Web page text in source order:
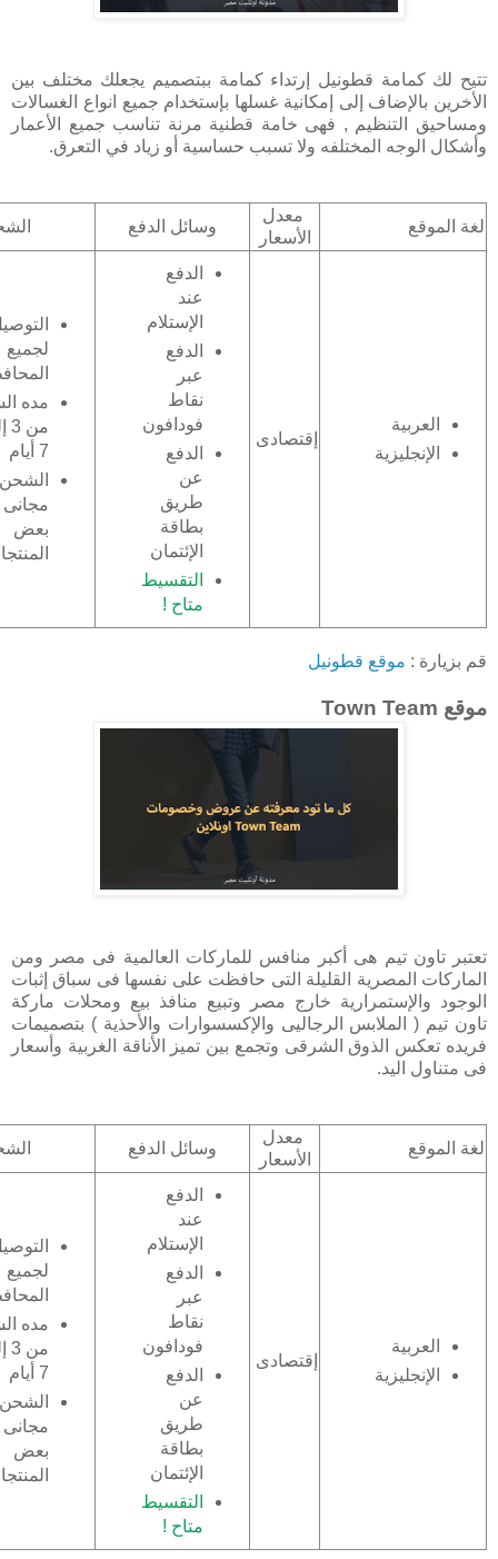
تتيح لك كمامة قطونيل إرتداء كمامة ببتصميم يجعلك مختلف بين
الأخرين بالإضاف إلى إمكانية غسلها بإستخدام جميع انواع الغسالات
ومساحيق التنظيم , فهى خامة قطنية مرنة تناسب جميع الأعمار
وأشكال الوجه المختلفه ولا تسبب حساسية أو زياد في التعرق.
لغة الموقع
معدل
الأسعار
وسائل الدفع
العربية
الإنجليزية
إقتصادى
الدفع
عند
الإستلام
الدفع
عبر
نقاط
فودافون
الدفع
عن
طريق
بطاقة
الإئتمان
التقسيط
متاح !
لجميع
مده
7 أيام
الشحن
بعض
قم بزيارة : موقع قطونيل
موقع Town Team
تعتبر تاون تيم هى أكبر منافس للماركات العالمية فى مصر ومن
الماركات المصرية القليلة التى حافظت على نفسها فى سباق إثبات
الوجود والإستمرارية خارج مصر وتبيع منافذ بيع ومحلات ماركة
تاون تيم ( الملابس الرجاليى والإكسسوارات والأحذية ) بتصميمات
فريده تعكس الذوق الشرقى وتجمع بين تميز الأناقة الغربية وأسعار
فى متناول اليد.
لغة الموقع
معدل
الأسعار
وسائل الدفع
العربية
الإنجليزية
إقتصادى
الدفع
عند
الإستلام
الدفع
عبر
نقاط
فودافون
الدفع
عن
طريق
بطاقة
الإئتمان
التقسيط
متاح !
لجميع
مده
7 أيام
الشحن
بعض